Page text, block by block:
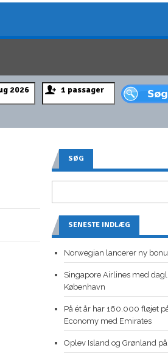
SØG
SENESTE INDLÆG
Norwegian lancerer ny
Singapore Airlines med
København
På ét år har 160.000 fløjet
Economy med Emirates
Oplev Island og Grønland